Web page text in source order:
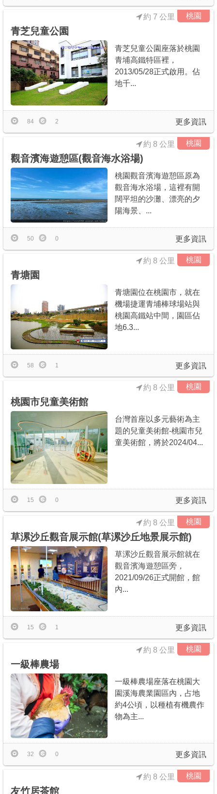
桃園
青芝兒童公園
約 7 公里
青芝兒童公園座落於桃園
青埔高鐵特區裡，
2013/05/28正式啟用。佔
地千...
更多資訊
84 2
桃園
觀音濱海遊憩區(觀音海水浴場)
約 8 公里
桃園觀音濱海遊憩區原為
觀音海水浴場，這裡有開
闊平坦的沙灘、漂亮的夕
陽海景、...
更多資訊
50 0
桃園
青塘園
約 8 公里
青塘園位在桃園市，就在
機場捷運青埔棒球場站與
桃園高鐵站中間，園區佔
地6.3...
更多資訊
58 1
桃園
桃園市兒童美術館
約 8 公里
台灣首座以多元藝術為主
題的兒童美術館-桃園市兒
童美術館，將於2024/04...
更多資訊
15 0
桃園
草漯沙丘觀音展示館(草漯沙丘地景展示館)
約 8 公里
草漯沙丘觀音展示館就在
觀音濱海遊憩區旁，
2021/09/26正式開館，館
內...
更多資訊
15 1
桃園
一級棒農場
約 8 公里
一級棒農場座落在桃園大
園溪海農業園區內，占地
約4公頃，以種植有機農作
物為主...
更多資訊
32 0
桃園
友竹居茶館
約 8 公里